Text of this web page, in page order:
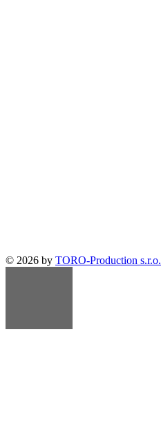
© 2026 by TORO-Production s.r.o.